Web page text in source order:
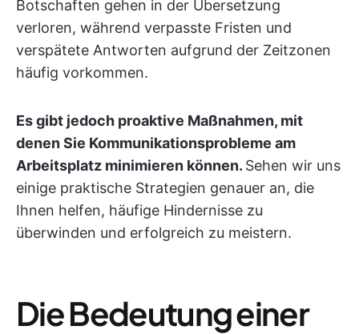
Botschaften gehen in der Übersetzung
verloren, während verpasste Fristen und
verspätete Antworten aufgrund der Zeitzonen
häufig vorkommen.
Es gibt jedoch proaktive Maßnahmen, mit
denen Sie Kommunikationsprobleme am
Arbeitsplatz minimieren können. Sehen wir uns
einige praktische Strategien genauer an, die
Ihnen helfen, häufige Hindernisse zu
überwinden und erfolgreich zu meistern.
Die Bedeutung einer